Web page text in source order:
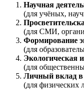
Научная
(для учёных,
(для СМИ,
Формирование
(для
Экологическая
(для
Личный вклад
(для физических